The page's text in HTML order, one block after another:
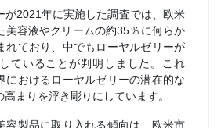
が2021年に実施した調査では、欧米
美容液やクリームの約35％に何らか
れており、中でもローヤルゼリーが
ていることが判明しました。これ
におけるローヤルゼリーの潜在的な
まりを浮き彫りにしています。
容製品に取り入れる傾向は、欧米市